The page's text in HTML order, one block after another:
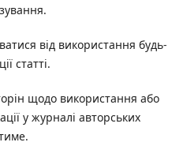
від використання будь-
статті.
щодо використання або
у журналі авторських